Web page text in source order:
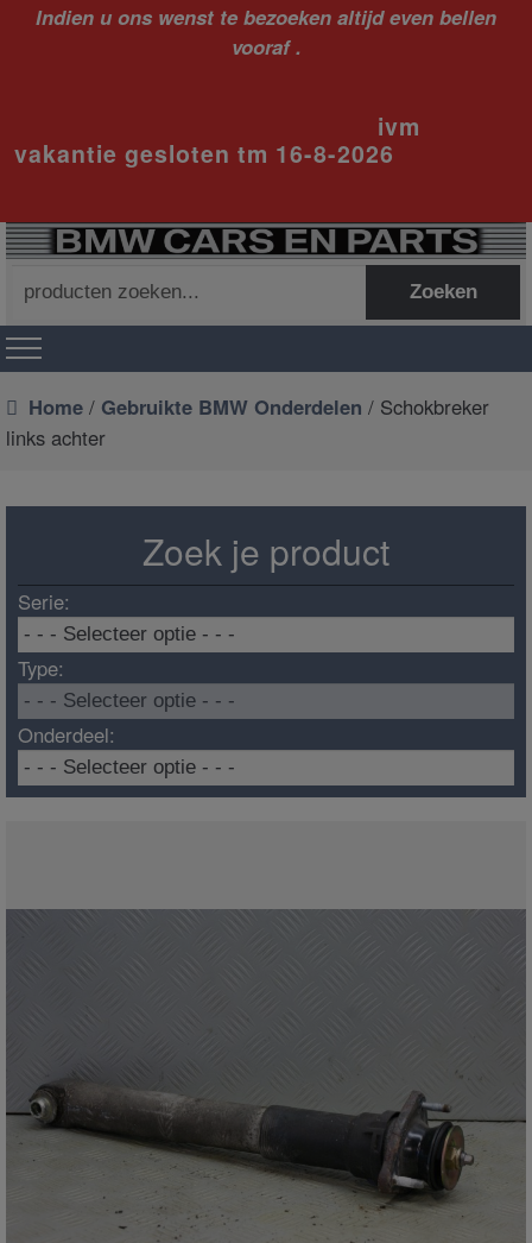
Indien u ons wenst te bezoeken altijd even bellen
vooraf .
ivm
vakantie gesloten tm 16-8-2026
naar:
Zoeken
Home / Gebruikte BMW Onderdelen / Schokbreker
links achter
Zoek je product
Serie:
Type:
Onderdeel: